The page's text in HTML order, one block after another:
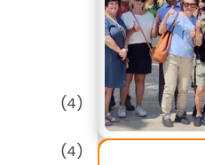
(4)
(4)